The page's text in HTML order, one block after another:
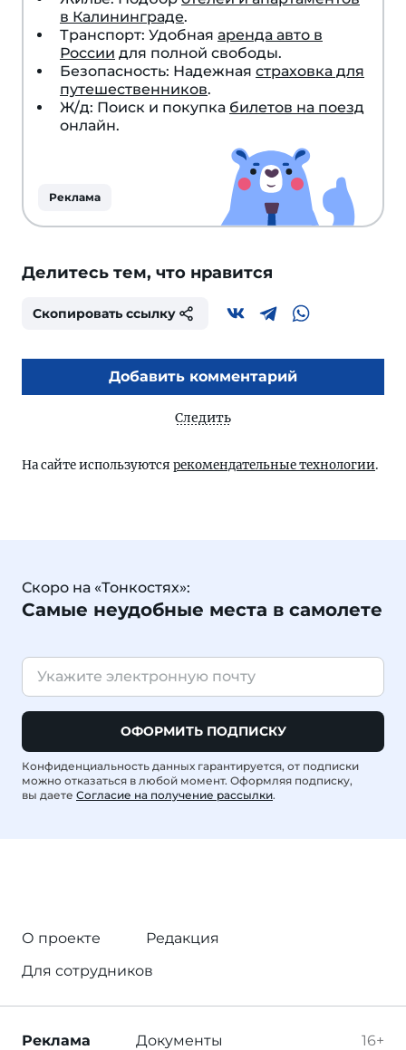
в Калининграде.
Транспорт: Удобная аренда авто в
России для полной свободы.
Безопасность: Надежная страховка для
путешественников.
Ж/д: Поиск и покупка билетов на поезд
онлайн.
Реклама
Делитесь тем, что нравится
Скопировать ссылку
Добавить комментарий
Следить
На сайте используются рекомендательные технологии.
Скоро на «Тонкостях»:
Самые неудобные места в самолете
ОФОРМИТЬ ПОДПИСКУ
Конфиденциальность данных гарантируется, от подписки
можно отказаться в любой момент. Оформляя подписку,
вы даете Согласие на получение рассылки.
О проекте
Редакция
Для сотрудников
16+
Реклама Документы